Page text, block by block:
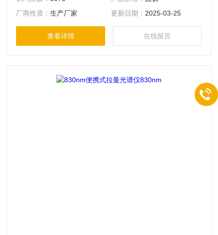
括Portman-532-S、Portman-532-M和Portman-532-L三款型
号，均以非**技术人员为设计出发点，使用方便，操作简单。
检测结果客观准确。客户可根据应用需求选择**适合的产品。
厂商性质：生产厂家 更新日期： 2025-03-25
查看详情 在线留言